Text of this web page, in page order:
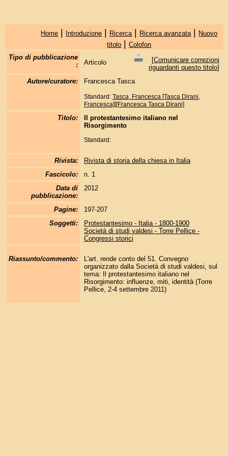
Home | Introduzione | Ricerca | Ricerca avanzata | Nuovo
titolo |Colofon
Tipo di pubblicazione
:
Articolo [Comunicare correzioni
riguardanti questo titolo]
Autore/curatore:
Francesca Tasca
Standard: Tasca, Francesca [Tasca Dirani,
Francesca][[Francesca Tasca Dirani]
Titolo:
Il protestantesimo italiano nel
Risorgimento
Standard:
Rivista:
Rivista di storia della chiesa in Italia
Fascicolo:
n. 1
Data di
pubblicazione:
2012
Pagine:
197-207
Soggetti:
Protestantesimo - Italia - 1800-1900
Società di studi valdesi - Torre Pellice -
Congressi storici
Riassunto/commento:
L'art. rende conto del 51. Convegno
organizzato dalla Società di studi valdesi, sul
tema: Il protestantesimo italiano nel
Risorgimento: influenze, miti, identità (Torre
Pellice, 2-4 settembre 2011)